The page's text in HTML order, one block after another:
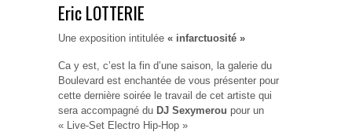
Eric LOTTERIE
Une exposition intitulée « infarctuosité »
Ca y est, c’est la fin d’une saison, la galerie du
Boulevard est enchantée de vous présenter pour
cette dernière soirée le travail de cet artiste qui
sera accompagné du DJ Sexymerou pour un
« Live-Set Electro Hip-Hop »